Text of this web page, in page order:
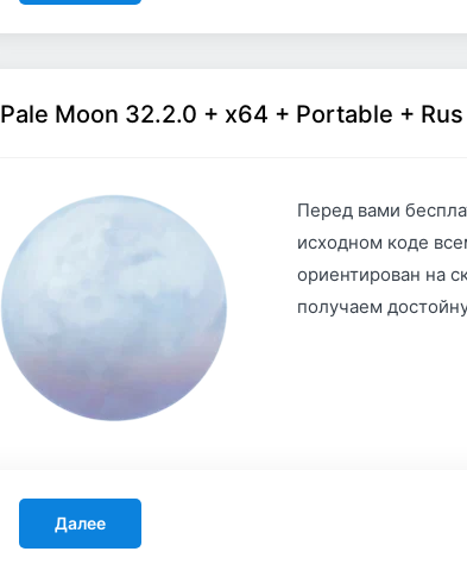
Pale Moon 32.2.0 + x64 + Portable + Rus
Перед вами
исходном коде
ориентирован на
получаем
Далее